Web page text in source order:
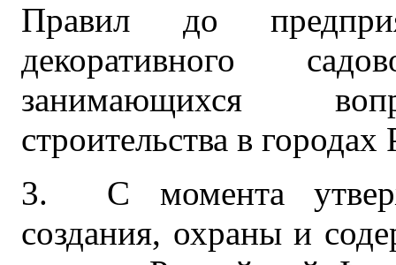
Правил до
декоративного
занимающихся
строительства в
3. С момента
создания, охраны и